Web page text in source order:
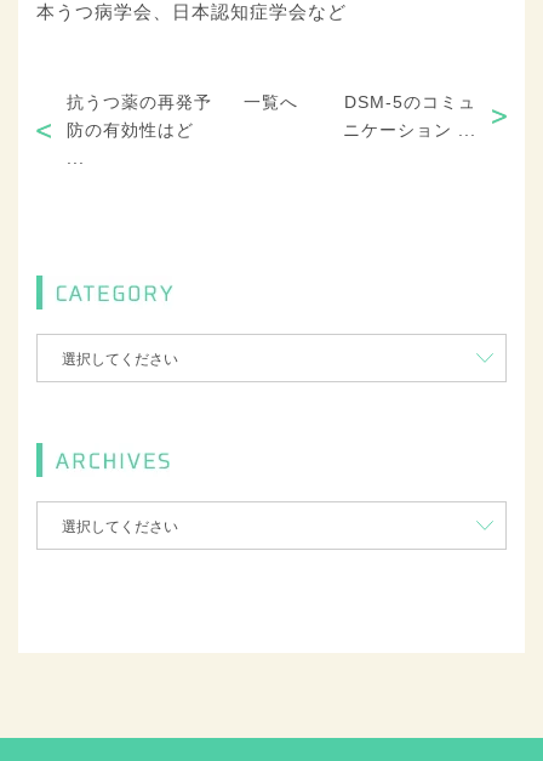
本うつ病学会、日本認知症学会など
抗うつ薬の再発予
防の有効性はど
一覧へ
DSM‐5のコミュ
ニケーション ...